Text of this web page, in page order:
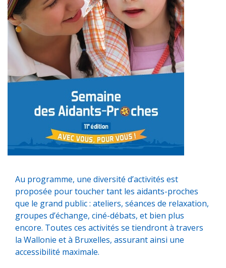
Au programme, une diversité d’activités est
proposée pour toucher tant les aidants-proches
que le grand public : ateliers, séances de relaxation,
groupes d’échange, ciné-débats, et bien plus
encore. Toutes ces activités se tiendront à travers
la Wallonie et à Bruxelles, assurant ainsi une
accessibilité maximale.